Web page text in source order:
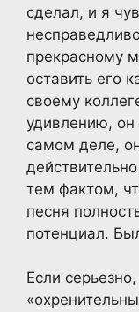
сделал, и я
прекрасному
оставить его
своему
удивлению, он
самом деле,
тем фактом,
песня
потенциал.
Если